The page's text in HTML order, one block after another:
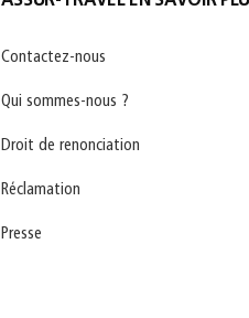
Contactez-nous
Qui sommes-nous ?
Droit de renonciation
Réclamation
Presse